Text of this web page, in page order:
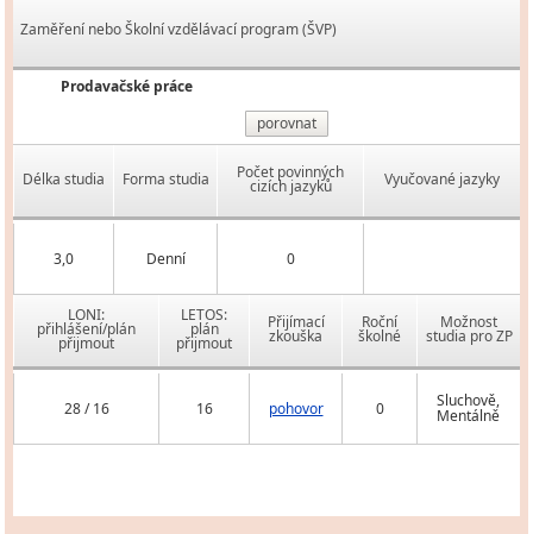
Zaměření nebo Školní vzdělávací program (ŠVP)
Prodavačské práce
porovnat
Délka studia Forma studia Počet povinných
cizích jazyků Vyučované jazyky
3,0 Denní 0
LONI:
přihlášení/plán
přijmout
LETOS:
plán
přijmout
Přijímací
zkouška
Roční
školné
Možnost
studia pro ZP
28 / 16 16 pohovor 0 Sluchově,
Mentálně